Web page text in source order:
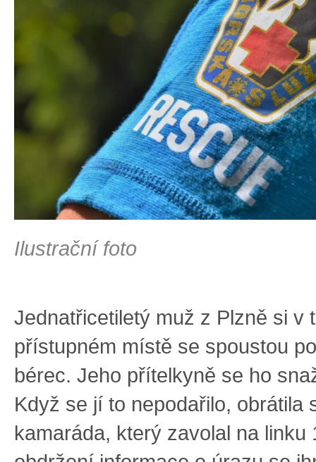
Ilustrační foto
Jednatřicetiletý muž z Plzně si v
přístupném místě se spoustou
bérec. Jeho přítelkyně se ho
Když se jí to nepodařilo, obrátila
kamaráda, který zavolal na linku